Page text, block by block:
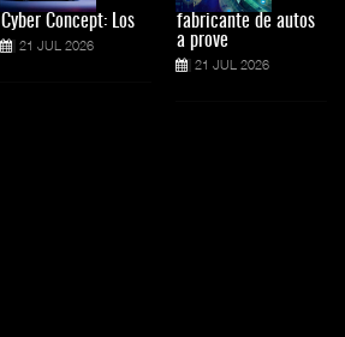
Cyber Concept: Los
21 JUL 2026
fabricante de autos
a prove
21 JUL 2026